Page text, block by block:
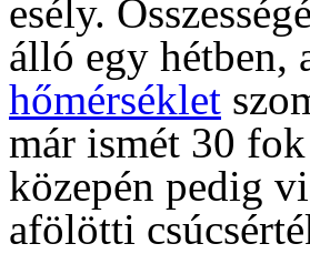
esély.
álló egy hétben,
hőmérséklet
már ismét 30
közepén pedig
afölötti